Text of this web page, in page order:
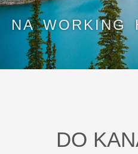
NA WORKING
DO